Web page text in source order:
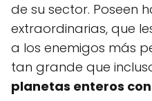
de su sector. Poseen
extraordinarias, que
a los enemigos más
tan grande que
planetas enteros